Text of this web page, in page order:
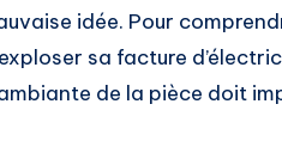
idée. Pour
sa facture
de la pièce doit